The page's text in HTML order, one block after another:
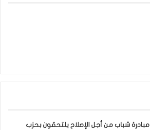
مبادرة شباب من أجل الإصلاح يلتحقون بحزب